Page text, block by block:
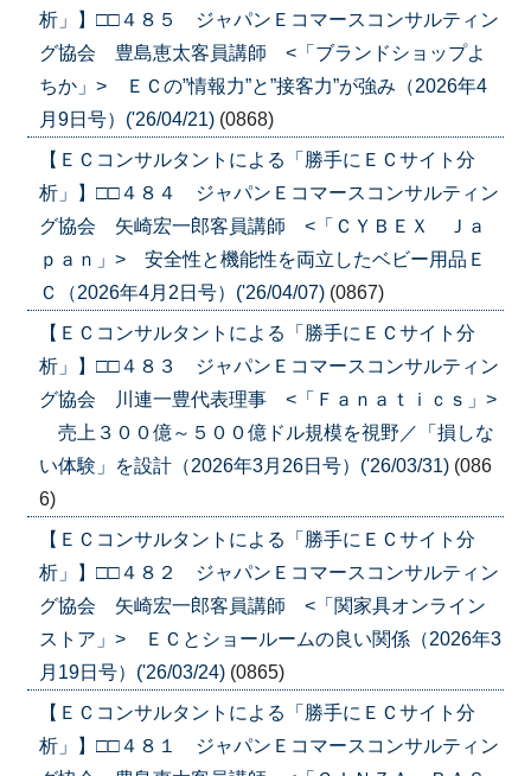
析」】□□４８５ ジャパンＥコマースコンサルティン
グ協会 豊島恵太客員講師 <「ブランドショップよ
ちか」> ＥＣの”情報力”と”接客力”が強み（2026年4
月9日号）('26/04/21) (0868)
【ＥＣコンサルタントによる「勝手にＥＣサイト分
析」】□□４８４ ジャパンＥコマースコンサルティン
グ協会 矢崎宏一郎客員講師 <「ＣＹＢＥＸ Ｊａ
ｐａｎ」> 安全性と機能性を両立したベビー用品Ｅ
Ｃ（2026年4月2日号）('26/04/07) (0867)
【ＥＣコンサルタントによる「勝手にＥＣサイト分
析」】□□４８３ ジャパンＥコマースコンサルティン
グ協会 川連一豊代表理事 <「Ｆａｎａｔｉｃｓ」>
売上３００億～５００億ドル規模を視野／「損しな
い体験」を設計（2026年3月26日号）('26/03/31) (086
6)
【ＥＣコンサルタントによる「勝手にＥＣサイト分
析」】□□４８２ ジャパンＥコマースコンサルティン
グ協会 矢崎宏一郎客員講師 <「関家具オンライン
ストア」> ＥＣとショールームの良い関係（2026年3
月19日号）('26/03/24) (0865)
【ＥＣコンサルタントによる「勝手にＥＣサイト分
析」】□□４８１ ジャパンＥコマースコンサルティン